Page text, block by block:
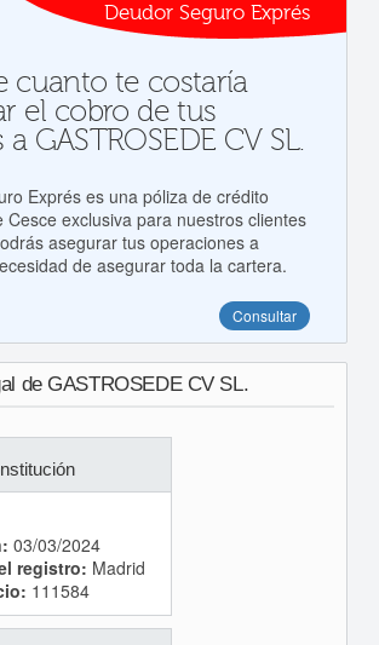
Deudor Seguro Exprés
cuanto te costaría
el cobro de tus
GASTROSEDE CV SL.
Exprés es una póliza de crédito
Cesce exclusiva para nuestros clientes
asegurar tus operaciones a
de asegurar toda la cartera.
Consultar
de GASTROSEDE CV SL.
03/03/2024
registro: Madrid
111584